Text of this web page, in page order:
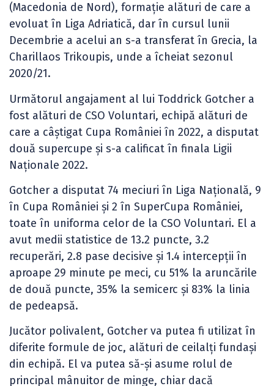
(Macedonia de Nord), formație alături de care a
evoluat în Liga Adriatică, dar în cursul lunii
Decembrie a acelui an s-a transferat în Grecia, la
Charillaos Trikoupis, unde a îcheiat sezonul
2020/21.
Următorul angajament al lui Toddrick Gotcher a
fost alături de CSO Voluntari, echipă alături de
care a câștigat Cupa României în 2022, a disputat
două supercupe și s-a calificat în finala Ligii
Naționale 2022.
Gotcher a disputat 74 meciuri în Liga Națională, 9
în Cupa României și 2 în SuperCupa României,
toate în uniforma celor de la CSO Voluntari. El a
avut medii statistice de 13.2 puncte, 3.2
recuperări, 2.8 pase decisive și 1.4 intercepții în
aproape 29 minute pe meci, cu 51% la aruncările
de două puncte, 35% la semicerc și 83% la linia
de pedeapsă.
Jucător polivalent, Gotcher va putea fi utilizat în
diferite formule de joc, alături de ceilalți fundași
din echipă. El va putea să-și asume rolul de
principal mânuitor de minge, chiar dacă